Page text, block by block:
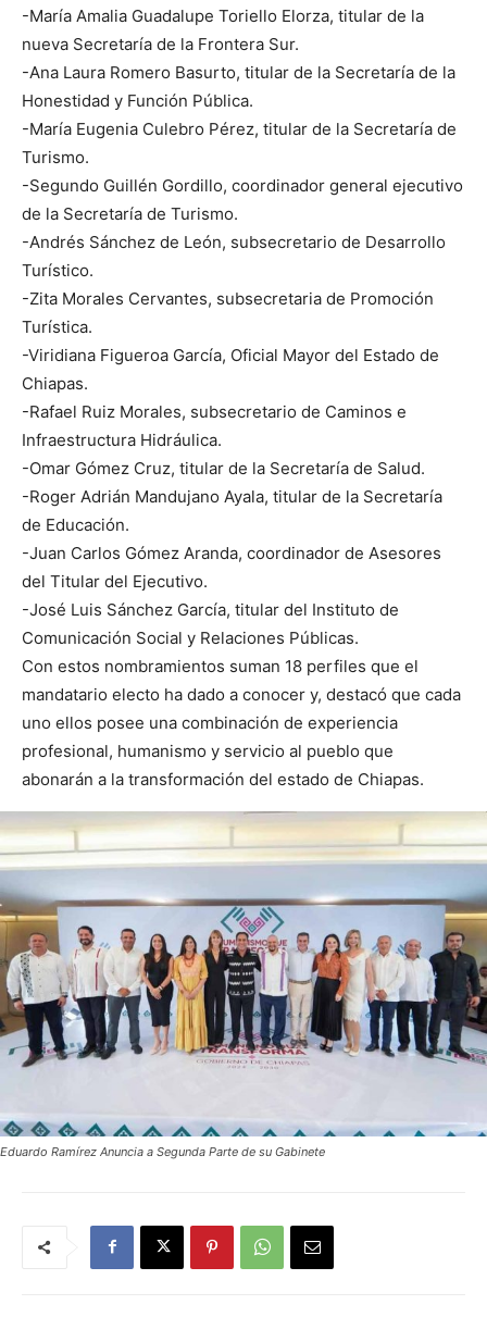
-María Amalia Guadalupe Toriello Elorza, titular de la
nueva Secretaría de la Frontera Sur.
-Ana Laura Romero Basurto, titular de la Secretaría de la
Honestidad y Función Pública.
-María Eugenia Culebro Pérez, titular de la Secretaría de
Turismo.
-Segundo Guillén Gordillo, coordinador general ejecutivo
de la Secretaría de Turismo.
-Andrés Sánchez de León, subsecretario de Desarrollo
Turístico.
-Zita Morales Cervantes, subsecretaria de Promoción
Turística.
-Viridiana Figueroa García, Oficial Mayor del Estado de
Chiapas.
-Rafael Ruiz Morales, subsecretario de Caminos e
Infraestructura Hidráulica.
-Omar Gómez Cruz, titular de la Secretaría de Salud.
-Roger Adrián Mandujano Ayala, titular de la Secretaría
de Educación.
-Juan Carlos Gómez Aranda, coordinador de Asesores
del Titular del Ejecutivo.
-José Luis Sánchez García, titular del Instituto de
Comunicación Social y Relaciones Públicas.
Con estos nombramientos suman 18 perfiles que el
mandatario electo ha dado a conocer y, destacó que cada
uno ellos posee una combinación de experiencia
profesional, humanismo y servicio al pueblo que
abonarán a la transformación del estado de Chiapas.
Eduardo Ramírez Anuncia a Segunda Parte de su Gabinete